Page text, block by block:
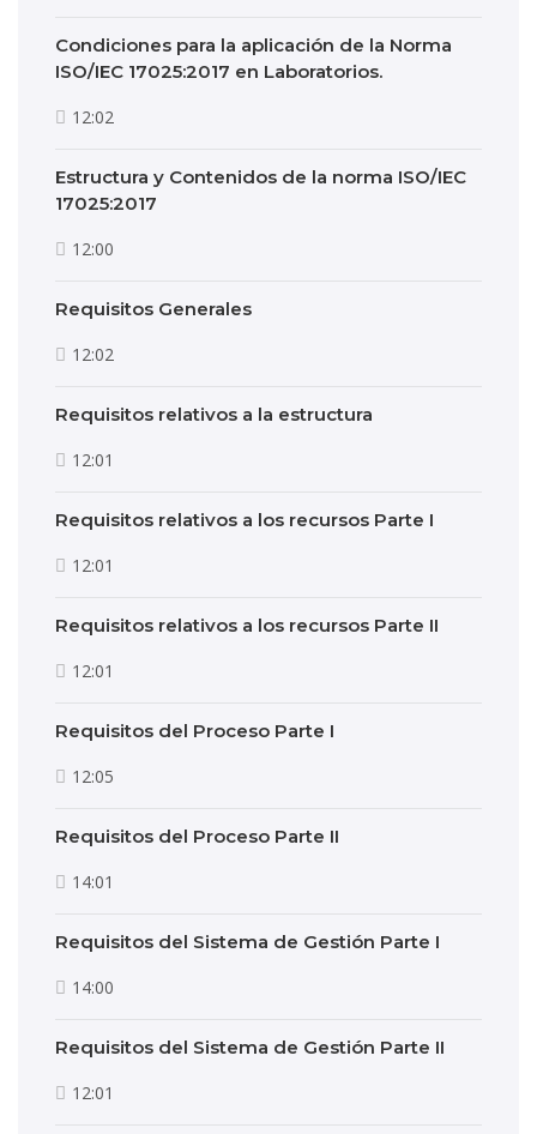
Condiciones para la aplicación de la Norma
ISO/IEC 17025:2017 en Laboratorios.
12:02
Estructura y Contenidos de la norma ISO/IEC
17025:2017
12:00
Requisitos Generales
12:02
Requisitos relativos a la estructura
12:01
Requisitos relativos a los recursos Parte I
12:01
Requisitos relativos a los recursos Parte II
12:01
Requisitos del Proceso Parte I
12:05
Requisitos del Proceso Parte II
14:01
Requisitos del Sistema de Gestión Parte I
14:00
Requisitos del Sistema de Gestión Parte II
12:01